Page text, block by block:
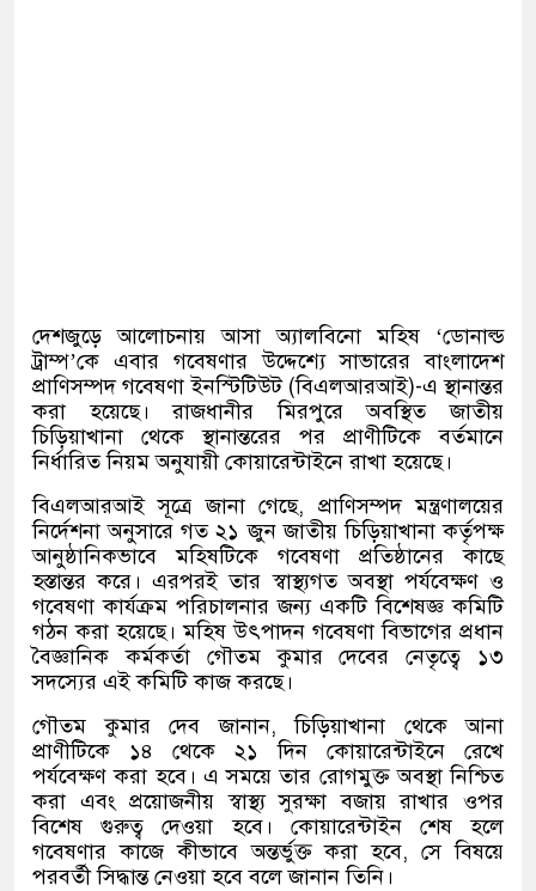
দেশজুড়ে আলোচনায় আসা অ্যালবিনো মহিষ ‘ডোনাল্ড
ট্রাম্প’কে এবার গবেষণার উদ্দেশ্যে সাভারের বাংলাদেশ
প্রাণিসম্পদ গবেষণা ইনস্টিটিউট (বিএলআরআই)-এ স্থানান্তর
করা হয়েছে। রাজধানীর মিরপুরে অবস্থিত জাতীয়
চিড়িয়াখানা থেকে স্থানান্তরের পর প্রাণীটিকে বর্তমানে
নির্ধারিত নিয়ম অনুযায়ী কোয়ারেন্টাইনে রাখা হয়েছে।
বিএলআরআই সূত্রে জানা গেছে, প্রাণিসম্পদ মন্ত্রণালয়ের
নির্দেশনা অনুসারে গত ২১ জুন জাতীয় চিড়িয়াখানা কর্তৃপক্ষ
আনুষ্ঠানিকভাবে মহিষটিকে গবেষণা প্রতিষ্ঠানের কাছে
হস্তান্তর করে। এরপরই তার স্বাস্থ্যগত অবস্থা পর্যবেক্ষণ ও
গবেষণা কার্যক্রম পরিচালনার জন্য একটি বিশেষজ্ঞ কমিটি
গঠন করা হয়েছে। মহিষ উৎপাদন গবেষণা বিভাগের প্রধান
বৈজ্ঞানিক কর্মকর্তা গৌতম কুমার দেবের নেতৃত্বে ১৩
সদস্যের এই কমিটি কাজ করছে।
গৌতম কুমার দেব জানান, চিড়িয়াখানা থেকে আনা
প্রাণীটিকে ১৪ থেকে ২১ দিন কোয়ারেন্টাইনে রেখে
পর্যবেক্ষণ করা হবে। এ সময়ে তার রোগমুক্ত অবস্থা নিশ্চিত
করা এবং প্রয়োজনীয় স্বাস্থ্য সুরক্ষা বজায় রাখার ওপর
বিশেষ গুরুত্ব দেওয়া হবে। কোয়ারেন্টাইন শেষ হলে
গবেষণার কাজে কীভাবে অন্তর্ভুক্ত করা হবে, সে বিষয়ে
পরবর্তী সিদ্ধান্ত নেওয়া হবে বলে জানান তিনি।